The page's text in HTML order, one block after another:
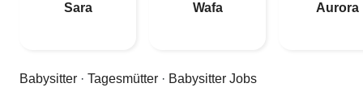
Sara Wafa Aurora
Babysitter · Tagesmütter · Babysitter Jobs